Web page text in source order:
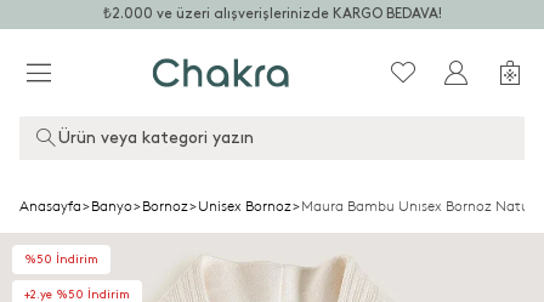
₺2.000 ve üzeri alışverişlerinizde KARGO BEDAVA!
Ürün veya kategori yazın
Anasayfa>Banyo>Bornoz>Unisex Bornoz>Maura Bambu Unısex Bornoz
%50 İndirim
+2.ye %50 İndirim